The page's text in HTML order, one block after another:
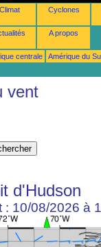
Climat Cyclones
A propos
centrale
Amérique du
vent
d'Hudson
: 10/08/2026 à